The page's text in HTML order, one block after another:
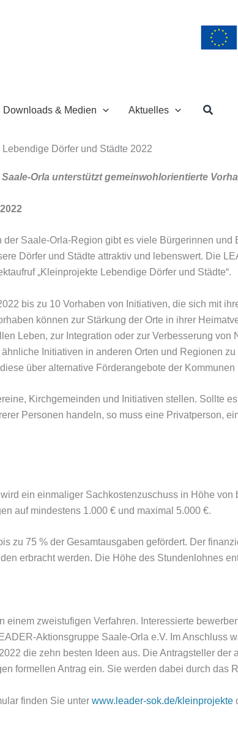
Downloads & Medien Aktuelles Suchen
Dörfer und Städte 2022
Orla unterstützt gemeinwohlorientierte
der Saale-Orla-Region gibt es viele Bürgerinnen
Dörfer und Städte attraktiv und lebens­wert. Die
„Kleinprojekte Lebendige Dörfer und Städte“.
bis zu 10 Vorhaben von Initiativen, die sich mit
können zur Stärkung der Orte in ihrer
Leben, zur Integration oder zur Verbesserung
Initiativen in anderen Orten und Regionen
über alternative Förderangebote der Kommunen
Kirchgemeinden und Initiativen stellen. Sollte
Personen handeln, so muss eine Privat­person,
ein einmaliger Sachkostenzuschuss in Höhe
auf mindestens 1.000 € und maximal 5.000 €.
zu 75 % der Gesamtausgaben gefördert. Der
erbracht werden. Die Höhe des Stundenlohnes
einem zweistufigen Verfahren. Interessierte
Aktionsgruppe Saale-Orla e.V. Im Anschluss
die zehn besten Ideen aus. Die Antragsteller
formellen Antrag ein. Sie werden dabei durch das
finden Sie unter www.leader-sok.de/kleinprojekte